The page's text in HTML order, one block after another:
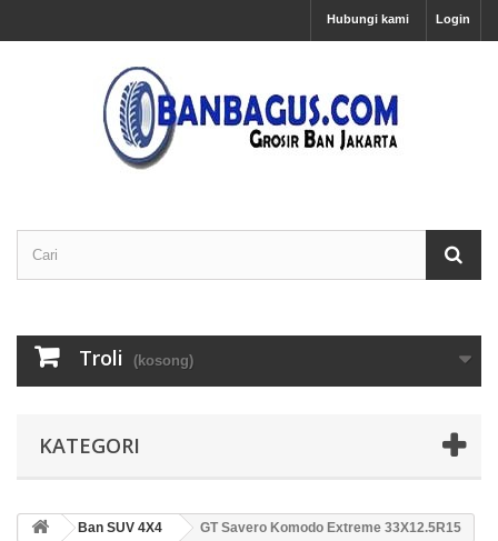
Login
Hubungi kami
Troli (kosong)
KATEGORI
Ban SUV 4X4 GT Savero Komodo Extreme 33X12.5R15